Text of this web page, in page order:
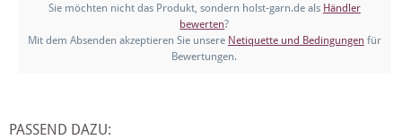
Sie möchten nicht das Produkt, sondern holst-garn.de als Händler
bewerten?
Mit dem Absenden akzeptieren Sie unsere Netiquette und Bedingungen für
Bewertungen.
PASSEND DAZU: